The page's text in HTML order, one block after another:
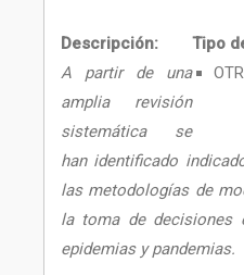
Tipo
Descripción:
A partir de una
amplia revisión
sistemática se
han identificado
las metodologías de
la toma de decisiones
epidemias y pandemias.